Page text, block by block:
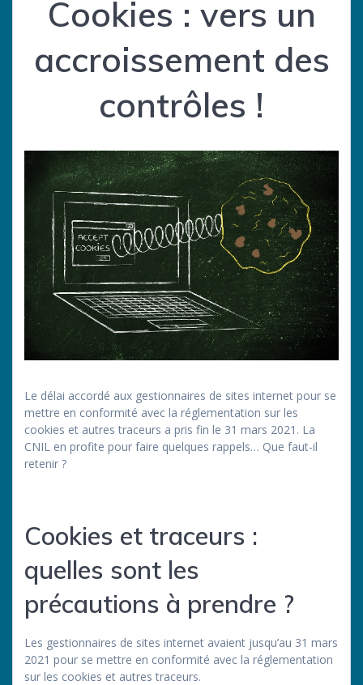
Cookies : vers un
accroissement des
contrôles !
Le délai accordé aux gestionnaires de sites internet pour se
mettre en conformité avec la réglementation sur les
cookies et autres traceurs a pris fin le 31 mars 2021. La
CNIL en profite pour faire quelques rappels… Que faut-il
retenir ?
Cookies et traceurs :
quelles sont les
précautions à prendre ?
Les gestionnaires de sites internet avaient jusqu’au 31 mars
2021 pour se mettre en conformité avec la réglementation
sur les cookies et autres traceurs.